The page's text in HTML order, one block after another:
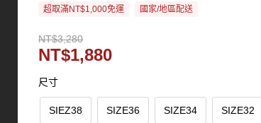
超取滿NT$1,000免運 國家/地區配送
NT$3,280
NT$1,880
尺寸
SIEZ38 SIZE36 SIZE34 SIZE32